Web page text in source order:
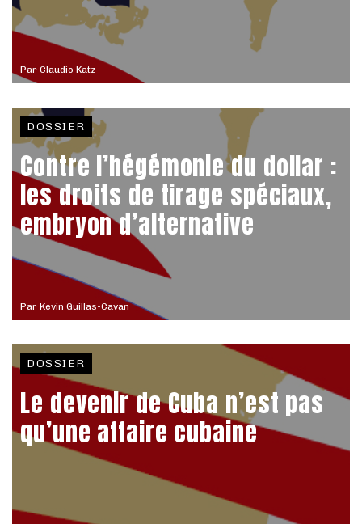
Par Claudio Katz
Par Kevin Guillas-Cavan
DOSSIER
Contre l’hégémonie du dollar :
les droits de tirage spéciaux,
embryon d’alternative
DOSSIER
Le devenir de Cuba n’est pas
qu’une affaire cubaine